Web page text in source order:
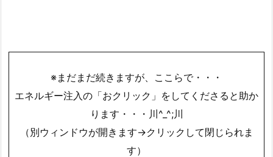
※まだまだ続きますが、ここらで・・・
エネルギー注入の「おクリック」をしてくださると助か
ります・・・川^_^;川
（別ウィンドウが開きます→クリックして閉じられま
す）